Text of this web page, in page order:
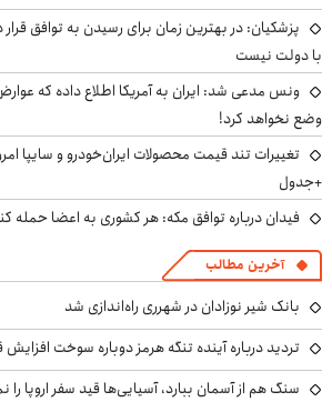
پزشکیان‌: در بهترین زمان برای رسیدن به توافق
با دولت نیست
ونس مدعی شد: ایران به آمریکا اطلاع داده که
وضع نخواهد کرد!
+جدول
فیدان درباره توافق مکه: هر کشوری به اعضا
آخرین مطالب
بانک شیر نوزادان در شهرری راه‌اندازی شد
تردید درباره آینده تنگه هرمز دوباره سوخت
سنگ هم از آسمان ببارد، آسیایی‌ها قید سفر اروپا را